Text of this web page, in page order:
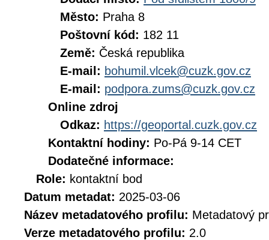
Město: Praha 8
Poštovní kód: 182 11
Země: Česká republika
E-mail: bohumil.vlcek@cuzk.gov.cz
E-mail: podpora.zums@cuzk.gov.cz
Online zdroj
Odkaz: https://geoportal.cuzk.gov.cz
Kontaktní hodiny: Po-Pá 9-14 CET
Dodatečné informace:
Role: kontaktní bod
Datum metadat: 2025-03-06
Název metadatového profilu: Metadatový
Verze metadatového profilu: 2.0